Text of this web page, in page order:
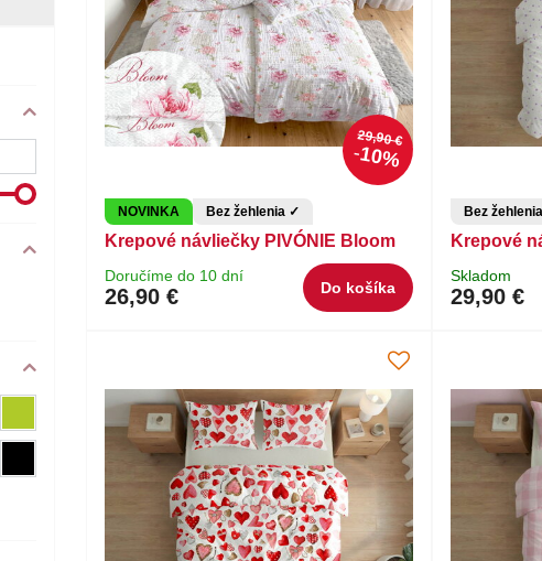
29,90 €
10%
NOVINKA Bez žehlenia ✓
Krepové návliečky PIVÓNIE Bloom
Doručíme do 10 dní
26,90 € Do košíka
Bez
Krepové
Skladom
29,90 €